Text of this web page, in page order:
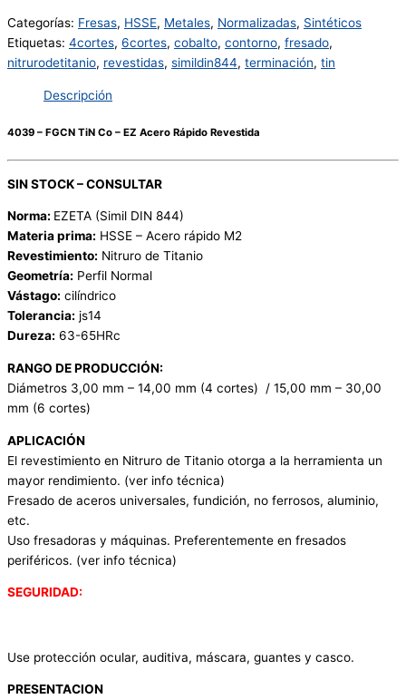
Categorías: Fresas, HSSE, Metales, Normalizadas, Sintéticos
Etiquetas: 4cortes, 6cortes, cobalto, contorno, fresado,
nitrurodetitanio, revestidas, simildin844, terminación, tin
Descripción
4039 – FGCN TiN Co – EZ Acero Rápido Revestida
SIN STOCK – CONSULTAR
Norma: EZETA (Simil DIN 844)
Materia prima: HSSE – Acero rápido M2
Revestimiento: Nitruro de Titanio
Geometría: Perfil Normal
Vástago: cilíndrico
Tolerancia: js14
Dureza: 63-65HRc
RANGO DE PRODUCCIÓN:
Diámetros 3,00 mm – 14,00 mm (4 cortes) / 15,00 mm – 30,00
mm (6 cortes)
APLICACIÓN
El revestimiento en Nitruro de Titanio otorga a la herramienta un
mayor rendimiento. (ver info técnica)
Fresado de aceros universales, fundición, no ferrosos, aluminio,
etc.
Uso fresadoras y máquinas. Preferentemente en fresados
periféricos. (ver info técnica)
SEGURIDAD:
Use protección ocular, auditiva, máscara, guantes y casco.
PRESENTACION